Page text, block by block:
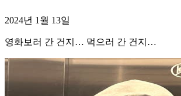
2024년 1월 13일
영화보러 간 건지… 먹으러 간 건지…